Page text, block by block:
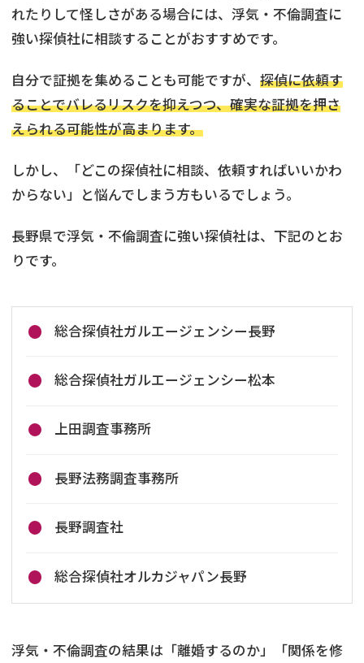
DV
離婚したくない
れたりして怪しさがある場合には、浮気・不倫調査に
強い探偵社に相談することがおすすめです。
自分で証拠を集めることも可能ですが、 探偵に依頼す
ることでバレるリスクを抑えつつ、確実な証拠を押さ
えられる可能性が高まります。
しかし、「どこの探偵社に相談、依頼すればいいかわ
からない」と悩んでしまう方もいるでしょう。
長野県で浮気・不倫調査に強い探偵社は、下記のとお
りです。
総合探偵社ガルエージェンシー長野
総合探偵社ガルエージェンシー松本
上田調査事務所
長野法務調査事務所
長野調査社
総合探偵社オルカジャパン長野
浮気・不倫調査の結果は「離婚するのか」「関係を修